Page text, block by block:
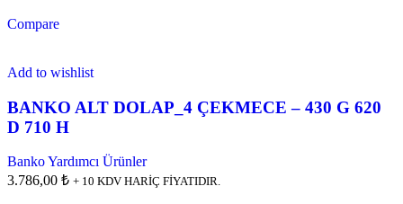
Compare
Add to wishlist
BANKO ALT DOLAP_4 ÇEKMECE – 430 G 620
D 710 H
Banko Yardımcı Ürünler
3.786,00 ₺ + 10 KDV HARİÇ FİYATIDIR.